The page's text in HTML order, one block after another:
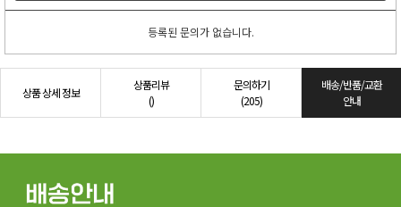
등록된 문의가 없습니다.
상품 상세 정보
상품리뷰
()
문의하기
(205)
배송/반품/교환
안내